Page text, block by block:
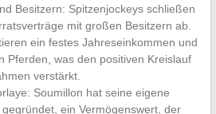
Besitzern: Spitzenjockeys schließen
mit großen Besitzern ab.
ein festes Jahreseinkommen und
Pferden, was den positiven Kreislauf
verstärkt.
Soumillon hat seine eigene
ein Vermögenswert, der